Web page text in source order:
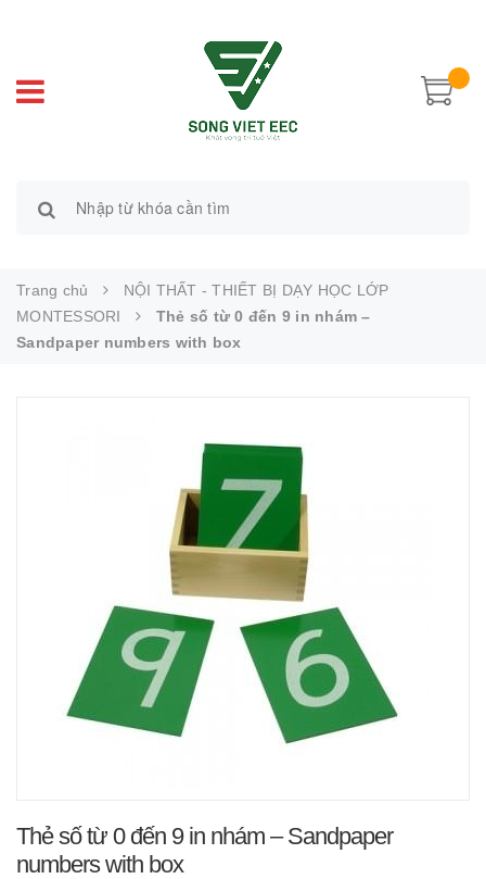
Trang chủ
NỘI THẤT - THIẾT BỊ DẠY HỌC LỚP
MONTESSORI
Thẻ số từ 0 đến 9 in nhám –
Sandpaper numbers with box
Thẻ số từ 0 đến 9 in nhám – Sandpaper
numbers with box